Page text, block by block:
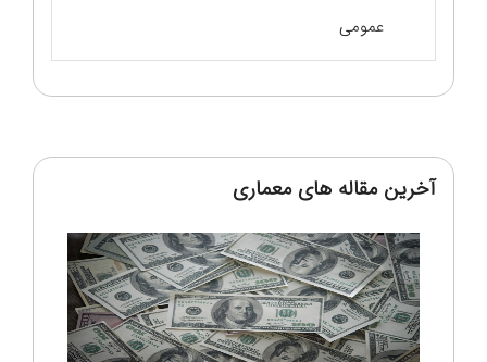
عمومی
آخرین مقاله های معماری